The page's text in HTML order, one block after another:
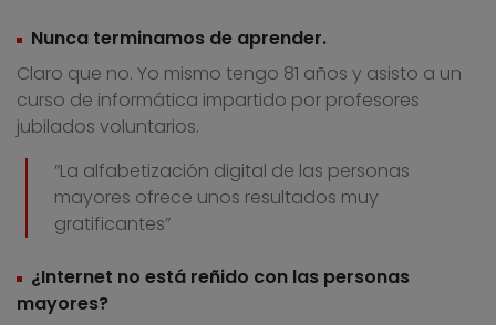
Nunca terminamos de aprender.
Claro que no. Yo mismo tengo 81 años y asisto a un
curso de informática impartido por profesores
jubilados voluntarios.
“La alfabetización digital de las personas
mayores ofrece unos resultados muy
gratificantes”
¿Internet no está reñido con las personas
mayores?